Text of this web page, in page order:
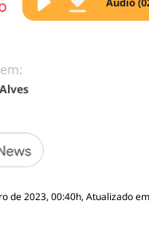
de 2023, 00:40h, Atualizado